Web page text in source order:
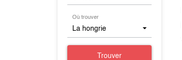
Où trouver
La hongrie
Trouver